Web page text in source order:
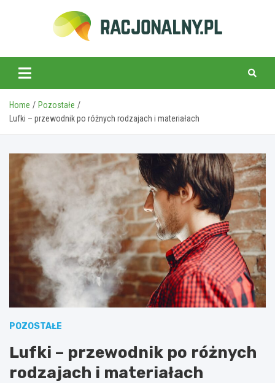
racjonalny.pl
Home
Pozostałe
Lufki – przewodnik po różnych rodzajach i materiałach
POZOSTAŁE
Lufki – przewodnik po różnych
rodzajach i materiałach